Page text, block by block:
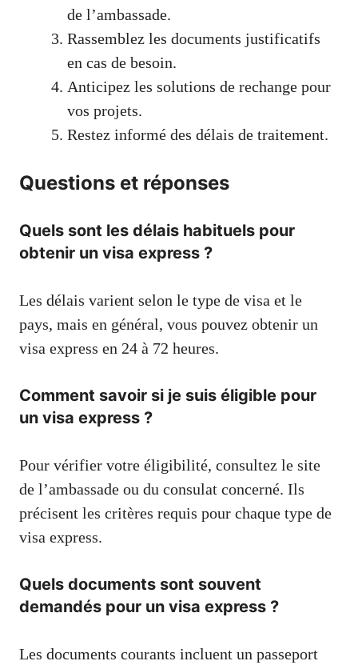
de l’ambassade.
Rassemblez les documents justificatifs
en cas de besoin.
Anticipez les solutions de rechange pour
vos projets.
Restez informé des délais de traitement.
Questions et réponses
Quels sont les délais habituels pour
obtenir un visa express ?
Les délais varient selon le type de visa et le
pays, mais en général, vous pouvez obtenir un
visa express en 24 à 72 heures.
Comment savoir si je suis éligible pour
un visa express ?
Pour vérifier votre éligibilité, consultez le site
de l’ambassade ou du consulat concerné. Ils
précisent les critères requis pour chaque type de
visa express.
Quels documents sont souvent
demandés pour un visa express ?
Les documents courants incluent un passeport